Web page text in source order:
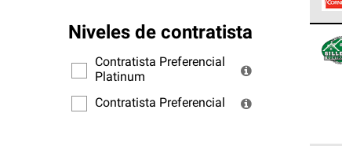
Niveles de contratista
Contratista Preferencial
Platinum
Contratista Preferencial